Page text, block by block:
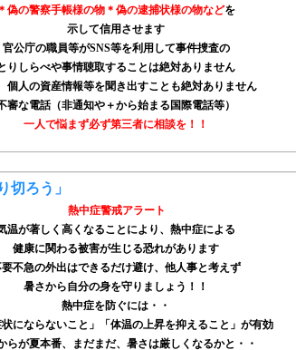
＊偽の警察手帳様の物＊偽の逮捕状様の物などを
示して信用させます
官公庁の職員等がSNS等を利用して事件捜査の
りしらべや事情聴取することは絶対ありません
個人の資産情報等を聞き出すことも絶対ありません
審な電話（非通知や＋から始まる国際電話等）
一人で悩まず必ず第三者に相談を！！
切ろう」
熱中症警戒アラート
温が著しく高くなることにより、熱中症による
健康に関わる被害が生じる恐れがあります
不急の外出はできるだけ避け、他人事と考えず
暑さから自分の身を守りましょう！！
熱中症を防ぐには・・
状にならないこと」「体温の上昇を抑えること」が有効
らが夏本番、まだまだ、暑さは厳しくなるかと・・